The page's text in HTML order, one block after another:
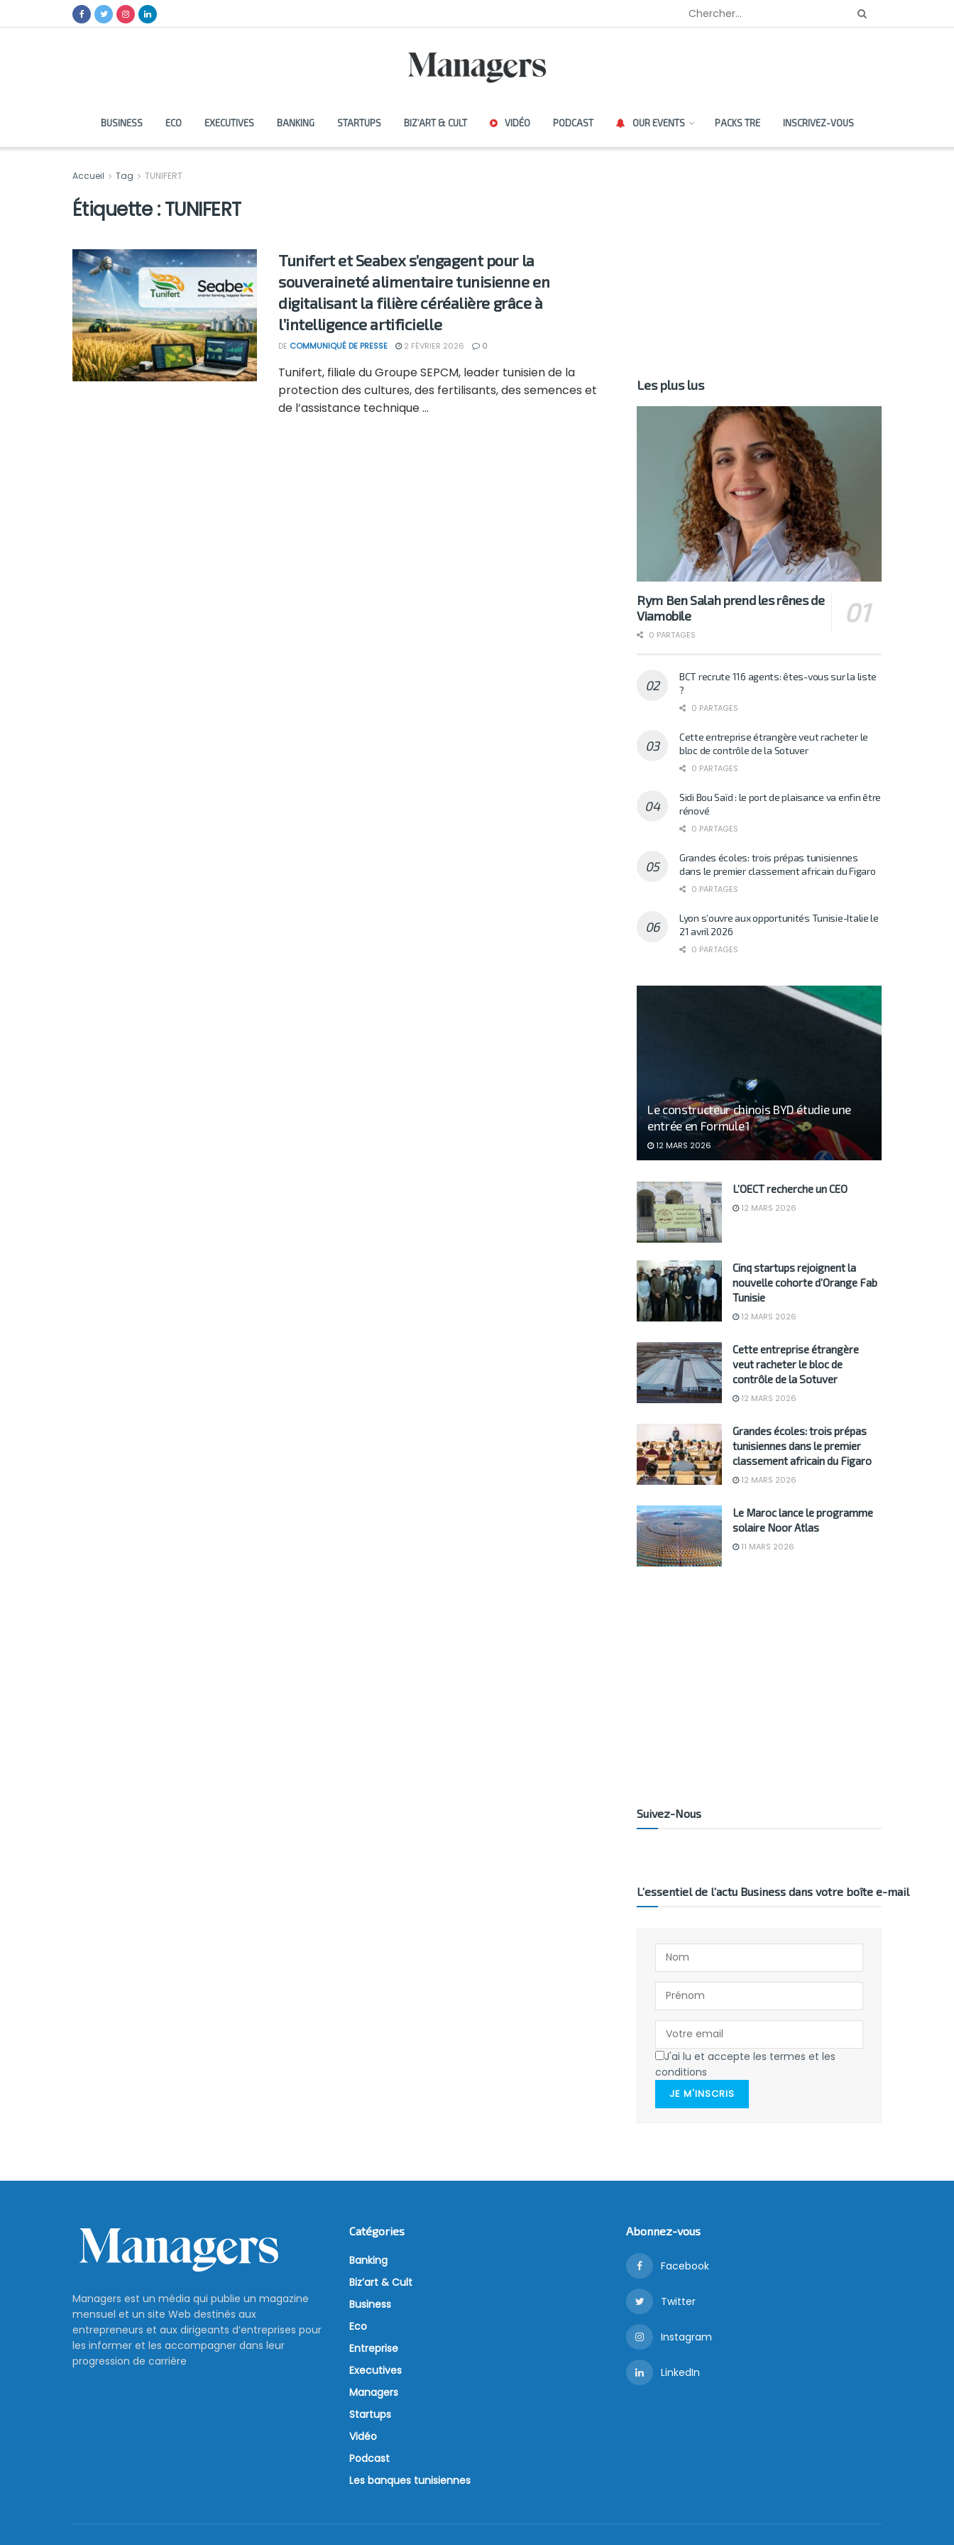
BUSINESS ECO EXECUTIVES BANKING STARTUPS BIZ’ART & CULT VIDÉO PODCAST OUR EVENTS PACKS TRE INSCRIVEZ-VOUS
Accueil Tag TUNIFERT
Étiquette :TUNIFERT
Tunifert et Seabex s’engagent pour la
souveraineté alimentaire tunisienne en
digitalisant la filière céréalière grâce à
l’intelligence artificielle
DE COMMUNIQUÉ DE PRESSE 2 FÉVRIER 2026 0
Tunifert, filiale du Groupe SEPCM, leader tunisien de la
protection des cultures, des fertilisants, des semences et
de l’assistance technique ...
Les plus lus
Rym Ben Salah prend les rênes de
Viamobile
0 PARTAGES
BCT recrute 116 agents: êtes-vous sur la liste
?
0 PARTAGES
Cette entreprise étrangère veut racheter le
bloc de contrôle de la Sotuver
0 PARTAGES
Sidi Bou Saïd : le port de plaisance va enfin être
rénové
0 PARTAGES
Grandes écoles: trois prépas tunisiennes
dans le premier classement africain du Figaro
0 PARTAGES
Lyon s’ouvre aux opportunités Tunisie-Italie le
21 avril 2026
0 PARTAGES
Le constructeur chinois BYD étudie une
entrée en Formule 1
12 MARS 2026
L’OECT recherche un CEO
12 MARS 2026
Cinq startups rejoignent la
nouvelle cohorte d’Orange Fab
Tunisie
12 MARS 2026
Cette entreprise étrangère
veut racheter le bloc de
contrôle de la Sotuver
12 MARS 2026
Grandes écoles: trois prépas
tunisiennes dans le premier
classement africain du Figaro
12 MARS 2026
Le Maroc lance le programme
solaire Noor Atlas
11 MARS 2026
Suivez-Nous
L’essentiel de l’actu Business dans votre boîte e-mail
J'ai lu et accepte les termes et les
conditions
JE M'INSCRIS
Managers est un média qui publie un magazine
mensuel et un site Web destinés aux
entrepreneurs et aux dirigeants d’entreprises pour
les informer et les accompagner dans leur
progression de carrière
Catégories
Banking
Biz’art & Cult
Business
Eco
Entreprise
Executives
Managers
Startups
Vidéo
Podcast
Les banques tunisiennes
Abonnez-vous
Facebook
Twitter
Instagram
LinkedIn